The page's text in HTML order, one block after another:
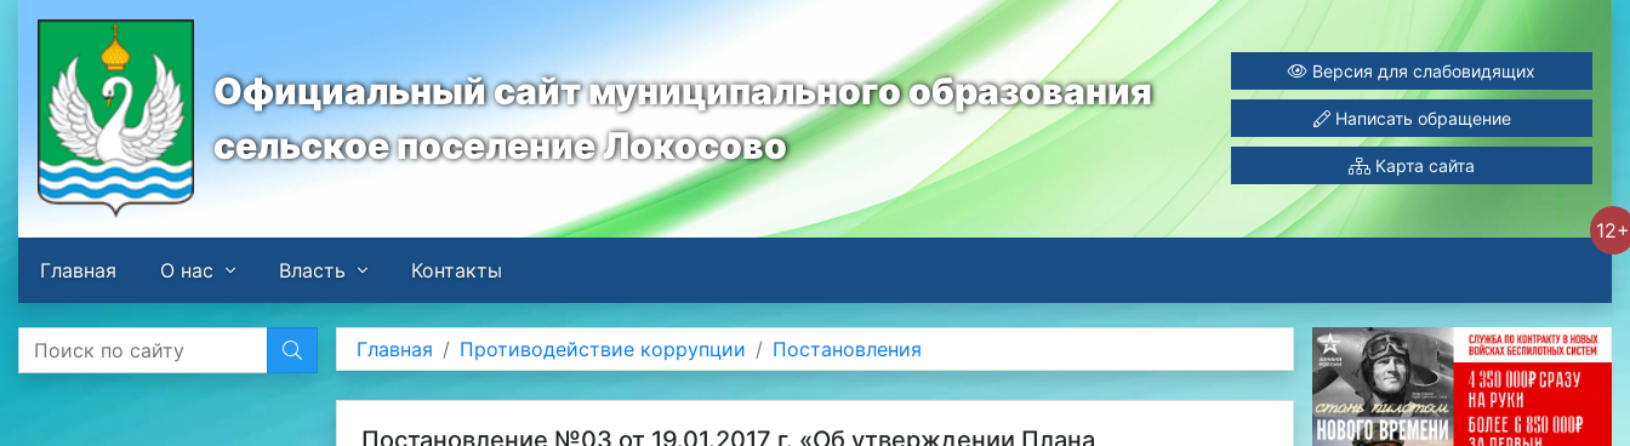
Официальный сайт муниципального образования
сельское поселение Локосово
Версия для слабовидящих
Написать обращение
Карта сайта
12+
Главная
О нас Власть Контакты
Главная Противодействие коррупции Постановления
Постановление №03 от 19.01.2017 г. «Об утверждении Плана